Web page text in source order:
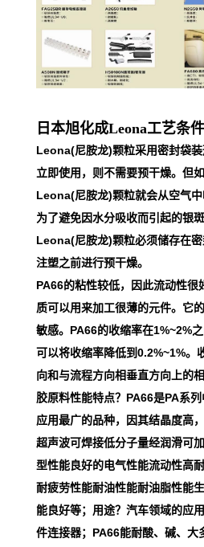
日本旭化成Leona工艺条件
Leona(尼胺龙)颗粒采用密封袋
立即使用，则不需要预干燥。但
Leona(尼胺龙)颗粒就会从空气中
为了避免因水分吸收而引起的银
Leona(尼胺龙)颗粒必须储存在
注塑之前进行预干燥。
PA66的粘性较低，因此流动性很
质可以用来加工很薄的元件。它
敏感。PA66的收缩率在1%~2%
可以将收缩率降低到0.2%~1%。
向和与流程方向相垂直方向上的
胶原料性能特点？PA66是PA系列
应用最广的品种，因其结晶度高
超声波可焊接低分子量经润滑可
型性能良好的电气性能流动性高
耐疲劳性能耐油性能耐油脂性能
能良好等；用途？汽车领域的应
件连接器；PA66能耐酸、碱、大